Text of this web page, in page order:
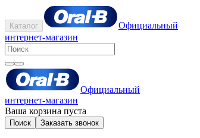
Каталог
Официальный
интернет-магазин
Официальный
интернет-магазин
Ваша корзина пуста
Поиск Заказать звонок